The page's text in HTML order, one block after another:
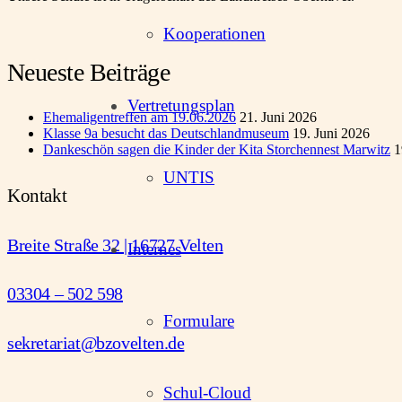
Kooperationen
Vertretungsplan
UNTIS
Internes
Formulare
Schul-Cloud
Neueste Beiträge
Ehemaligentreffen am 19.06.2026 21. Juni 2026
Klasse 9a besucht das Deutschlandmuseum 19. Juni 2026
Dankeschön sagen die Kinder der Kita Storchennest Marwitz
Kontakt
Breite Straße 32 | 16727 Velten
03304 – 502 598
sekretariat@bzovelten.de